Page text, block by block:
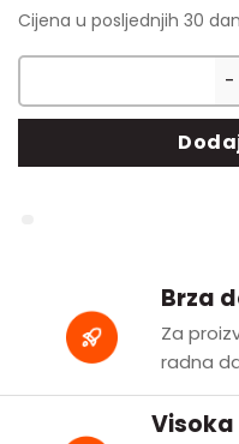
je:
Cijena u posljednjih 30
Brza
Za
radna